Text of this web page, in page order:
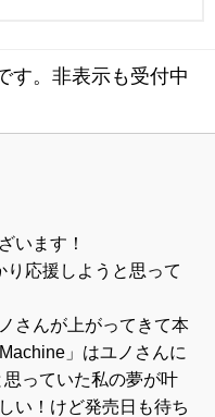
す。非表示も受付中
います！
応援しようと思って
さんが上がってきて本
」はユノさんに
っていた私の夢が叶
い！けど発売日も待ち